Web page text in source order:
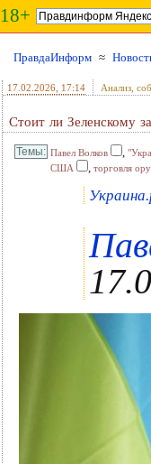
18+
ПравдаИнформ ≈
17.02.2026 , 17:14 Анализ,
Стоит ли Зеленскому
Павел Волков ,
США
, торговля